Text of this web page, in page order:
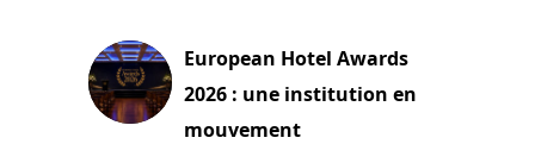
European Hotel Awards
2026 : une institution en
mouvement